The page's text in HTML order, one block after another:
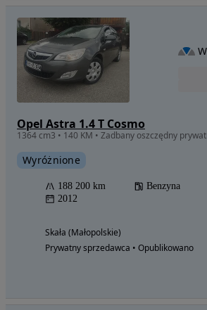
Opel Astra 1.4 T Cosmo
1364 cm3 • 140 KM • Zadbany oszczędny
Wyróżnione
188 200 km Benzyna
2012
Skała (Małopolskie)
Prywatny sprzedawca • Opublikowano